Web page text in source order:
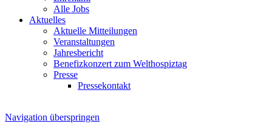
Alle Jobs
Aktuelles
Aktuelle Mitteilungen
Veranstaltungen
Jahresbericht
Benefizkonzert zum Welthospiztag
Presse
Pressekontakt
Navigation überspringen